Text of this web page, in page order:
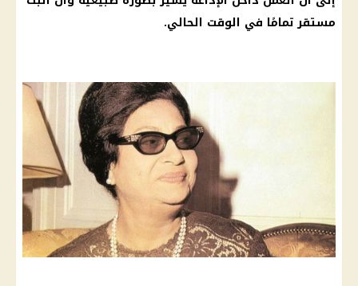
مستقر تمامًا في الوقت الحالي.